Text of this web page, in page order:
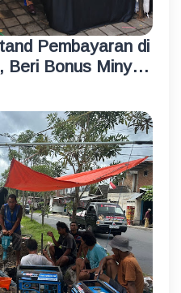
Pembayaran di
Beri Bonus Minyak